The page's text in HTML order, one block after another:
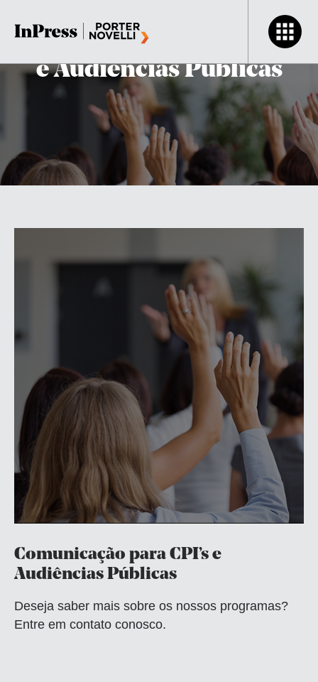
Comunicação para CPI’s
e Audiências Públicas
Comunicação para CPI’s e
Audiências Públicas
Deseja saber mais sobre os nossos programas?
Entre em contato conosco.